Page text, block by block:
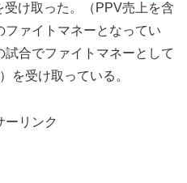
受け取った。（PPV売上を含
ァイトマネーとなってい
合でファイトマネーとして
を受け取っている。
ーリンク